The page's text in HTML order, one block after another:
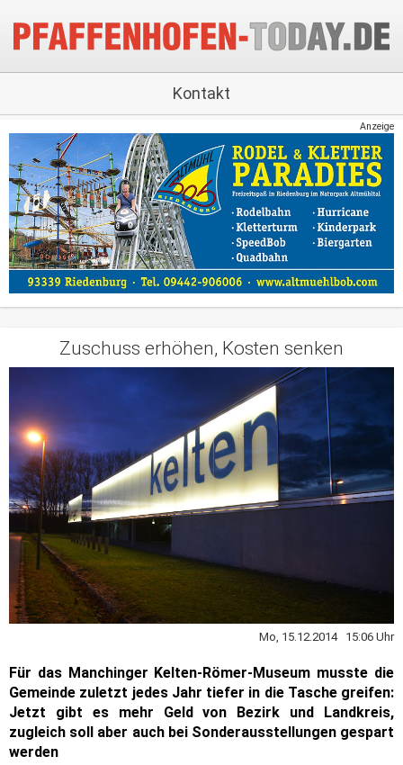
Kontakt
Anzeige
Zuschuss erhöhen, Kosten senken
Mo, 15.12.2014 15:06 Uhr
Für das Manchinger Kelten-Römer-Museum musste die
Gemeinde zuletzt jedes Jahr tiefer in die Tasche greifen:
Jetzt gibt es mehr Geld von Bezirk und Landkreis,
zugleich soll aber auch bei Sonderausstellungen gespart
werden